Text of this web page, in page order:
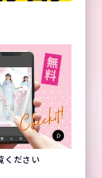
ください